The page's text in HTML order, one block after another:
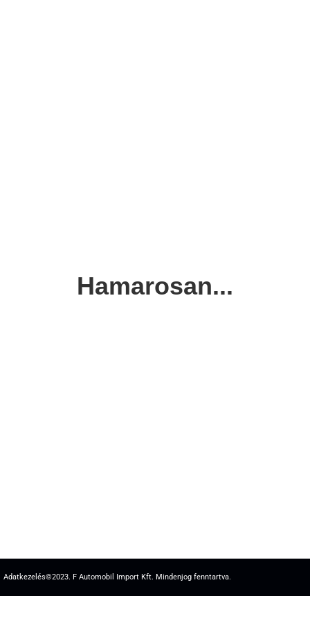
Hamarosan...
Adatkezelés©2023. F Automobil Import Kft. Mindenjog fenntartva.